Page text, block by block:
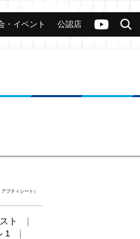
ヴァンガードch
検索
大会 公認店舗 その他
・イベント 公認店
プティシート）
ト
1